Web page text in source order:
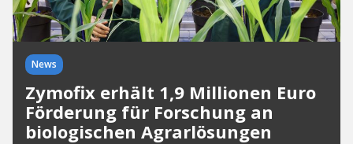
News
Zymofix erhält 1,9 Millionen Euro
Förderung für Forschung an
biologischen Agrarlösungen